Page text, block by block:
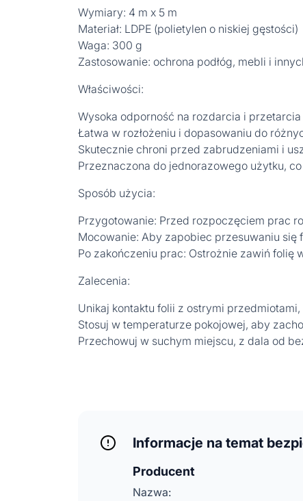
Wymiary: 4 m x 5 m
Materiał: LDPE (polietylen o niskiej gęstości)
Waga: 300 g
Zastosowanie: ochrona podłóg, mebli i
Właściwości:
Wysoka odporność na rozdarcia i
Łatwa w rozłożeniu i dopasowaniu do
Skutecznie chroni przed zabrudzeniami i
Przeznaczona do jednorazowego użytku,
Sposób użycia:
Przygotowanie: Przed rozpoczęciem prac
Mocowanie: Aby zapobiec przesuwaniu
Po zakończeniu prac: Ostrożnie zawiń
Zalecenia:
Unikaj kontaktu folii z ostrymi
Stosuj w temperaturze pokojowej, aby
Przechowuj w suchym miejscu, z dala od
Informacje na temat
Producent
Nazwa: